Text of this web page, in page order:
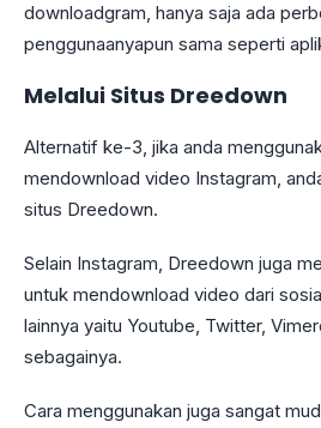
downloadgram, hanya saja ada
penggunaanyapun sama seperti
Melalui Situs Dreedown
Alternatif ke-3, jika anda
mendownload video Instagram,
situs Dreedown.
Selain Instagram, Dreedown juga
untuk mendownload video dari
lainnya yaitu Youtube, Twitter,
sebagainya.
Cara menggunakan juga sangat